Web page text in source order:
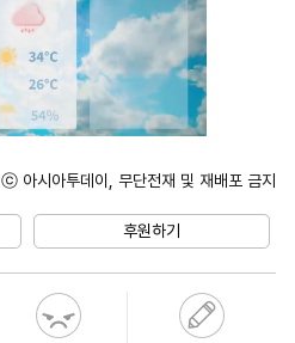
ⓒ 아시아투데이, 무단전재 및 재배포 금지
후원하기